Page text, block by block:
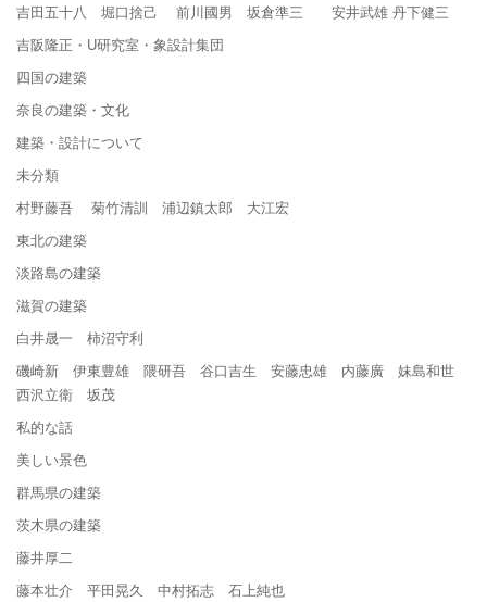
吉田五十八 堀口捨己 前川國男 坂倉準三 安井武雄 丹下健三
吉阪隆正・U研究室・象設計集団
四国の建築
奈良の建築・文化
建築・設計について
未分類
村野藤吾 菊竹清訓 浦辺鎮太郎 大江宏
東北の建築
淡路島の建築
滋賀の建築
白井晟一 柿沼守利
磯崎新 伊東豊雄 隈研吾 谷口吉生 安藤忠雄 内藤廣 妹島和世
西沢立衛 坂茂
私的な話
美しい景色
群馬県の建築
茨木県の建築
藤井厚二
藤本壮介 平田晃久 中村拓志 石上純也